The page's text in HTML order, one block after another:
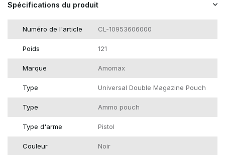
Spécifications du produit
Numéro de l'article CL-10953606000
Poids 121
Marque Amomax
Type Universal Double Magazine Pouch
Type Ammo pouch
Type d'arme Pistol
Couleur Noir